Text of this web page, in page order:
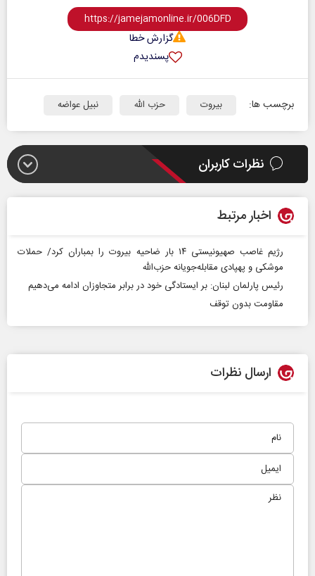
گزارش خطا
پسندیدم
برچسب ها: بیروت حزب الله نبیل عواضه
نظرات کاربران
اخبار مرتبط
رژیم غاصب صهیونیستی ۱۴ بار ضاحیه بیروت را بمباران کرد/ حملات
موشکی و پهپادی مقابله‌جویانه حزب‌الله
رئیس پارلمان لبنان: بر ایستادگی خود در برابر متجاوزان ادامه می‌دهیم
مقاومت بدون توقف
ارسال نظرات